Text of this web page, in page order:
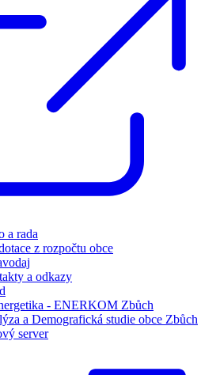
a rada
z rozpočtu obce
a odkazy
- ENERKOM Zbůch
a Demografická studie obce Zbůch
server